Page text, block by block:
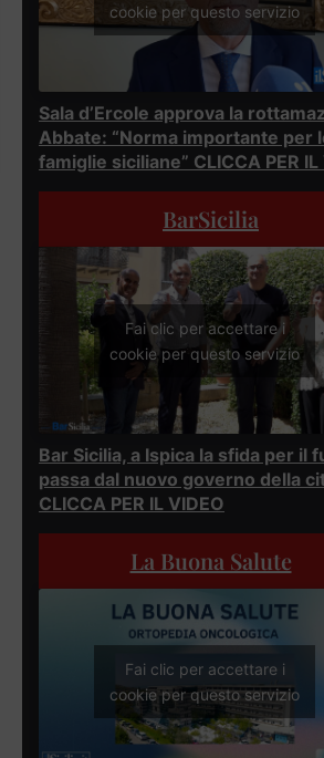
cookie per questo servizio
Sala d’Ercole approva la
Abbate: “Norma importante per
famiglie siciliane” CLICCA PER IL
BarSicilia
Fai clic per accettare i
cookie per questo servizio
Bar Sicilia, a Ispica la sfida per il
passa dal nuovo governo della
CLICCA PER IL VIDEO
La Buona Salute
Fai clic per accettare i
cookie per questo servizio